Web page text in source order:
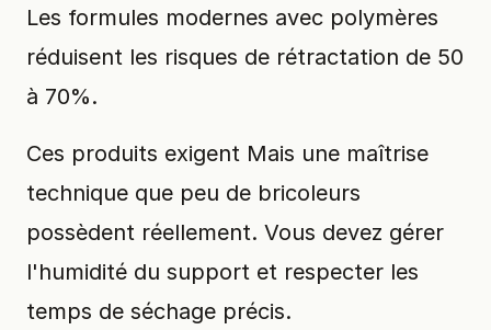
Les formules modernes avec polymères
réduisent les risques de rétractation de 50
à 70%.
Ces produits exigent Mais une maîtrise
technique que peu de bricoleurs
possèdent réellement. Vous devez gérer
l'humidité du support et respecter les
temps de séchage précis.